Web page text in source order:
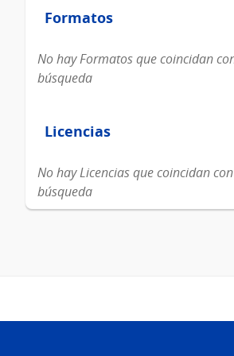
Formatos
Formatos
No hay Formatos que coincidan
búsqueda
Licencias
Licencias
No hay Licencias que coincidan
búsqueda